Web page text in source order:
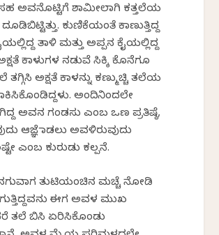
ಅವನೊಟ್ಟಿಗೆ ಶಾಮೀಲಾಗಿ ಕತ್ತಲೆಯ
ಕುಣಿಕೆಯಂತೆ ಕಾಣುತ್ತಿದ್ದ
ತಾಳಿ ಮತ್ತು ಅಪ್ಪನ ಕೈಯಲ್ಲಿದ್ದ
ಕಾಳುಗಳ ನಡುವೆ ಸಿಕ್ಕಿ ಕೊನೆಗೂ
ತಗ್ಗಿಸಿ ಅಕ್ಷತೆ ಕಾಳನ್ನು ಕಣ್ಮುಚ್ಚಿ ತಲೆಯ
ಅಂದಿನಿಂದಲೇ
ಅವನ ಗಂಡಸು ಎಂಬ ಒಣ ಪ್ರತಿಷ್ಠೆ,
ಆಜ್ಞೆ ಮಾಡಲು ಅವಳಿರುವುದು
ಎಂಬ ಕುರುಡು ಕಲ್ಪನೆ.
ತುಟಿಯಂಚಿನ ಮಚ್ಚೆ ನೋಡಿ
ಈಗ ಅವಳ ಮುಖ
ತಲೆ ಬಿಸಿ ಏರಿಸಿಕೊಂಡು